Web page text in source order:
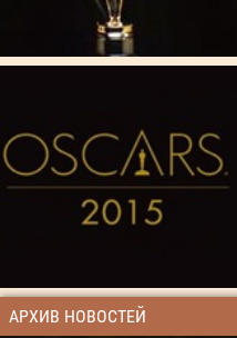
АРХИВ НОВОСТЕЙ